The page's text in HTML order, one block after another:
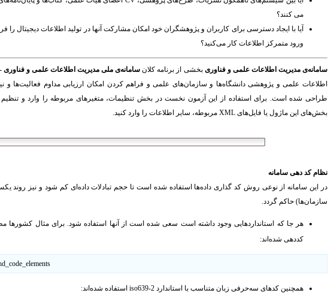
می کنند؟
آیا با ایجاد دسترسی برای کاربران و پژوهشگران خود امکان مشارکت آنها در تولید اطلاعات دیجیتال را
ورود متمرکز اطلاعات کار می‌کنید؟
سامانه‌ی مدیریت اطلاعات علمی و فناوریبخشی از برنامه کلان سامانه‌ی ملی مدیریت اطلاعات علمی و
اطلاعات علمی و پژوهشی دانشگاه‌ها و سازمان‌های علمی و فراهم کردن امکان ارزیابی مداوم فعالیت‌ها
طراحی شده است. برای استفاده از این آزمون نخست در بخش تنظیمات، متغیرهای مربوطه را وارد و
بخش‌های این ماژول یا فایل‌های XML مربوطه، سایر اطلاعات را وارد کنید.
نظام کد دهی سامانه
در این سامانه از نوعی روش کد گذاری داده‌ها استفاده شده است تا حجم تبادلات داده‌ای کم شود و نیز روند
سازمان‌ها) حاکم گردد.
کددهی شده‌اند:
همچنین کدهای سه‌حرفی زبان متناسب با استاندارد iso639-2 استفاده شده‌اند: